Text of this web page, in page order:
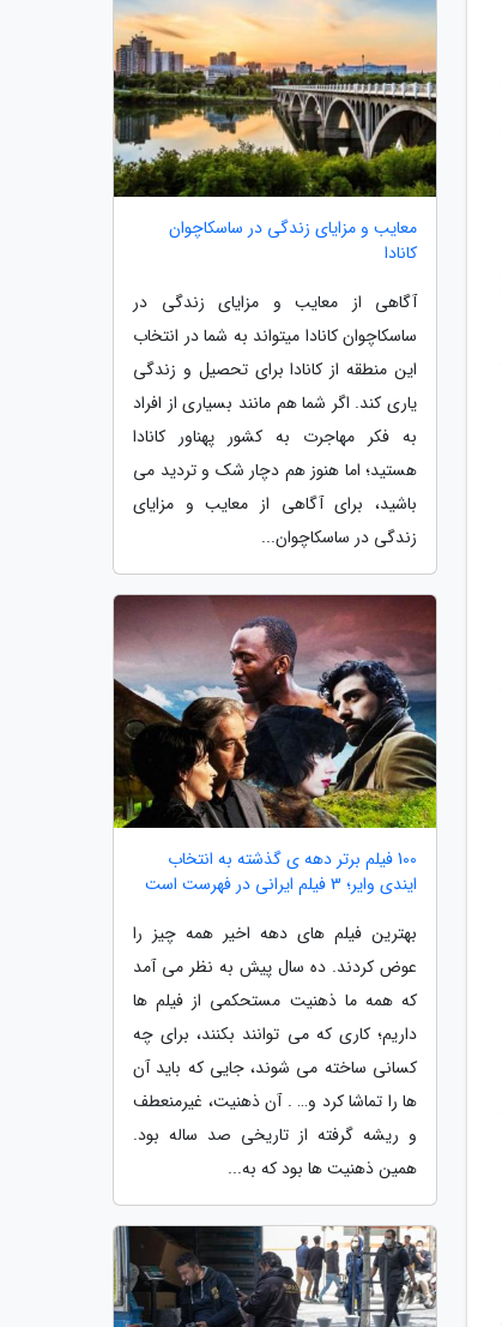
معایب و مزایای زندگی در ساسکاچوان
کانادا
آگاهی از معایب و مزایای زندگی در
ساسکاچوان کانادا میتواند به شما در انتخاب
این منطقه از کانادا برای تحصیل و زندگی
یاری کند. اگر شما هم مانند بسیاری از افراد
به فکر مهاجرت به کشور پهناور کانادا
هستید؛ اما هنوز هم دچار شک و تردید می
باشید، برای آگاهی از معایب و مزایای
زندگی در ساسکاچوان...
100 فیلم برتر دهه ی گذشته به انتخاب
ایندی وایر؛ 3 فیلم ایرانی در فهرست است
بهترین فیلم های دهه اخیر همه چیز را
عوض کردند. ده سال پیش به نظر می آمد
که همه ما ذهنیت مستحکمی از فیلم ها
داریم؛ کاری که می توانند بکنند، برای چه
کسانی ساخته می شوند، جایی که باید آن
ها را تماشا کرد و… . آن ذهنیت، غیرمنعطف
و ریشه گرفته از تاریخی صد ساله بود.
همین ذهنیت ها بود که به...